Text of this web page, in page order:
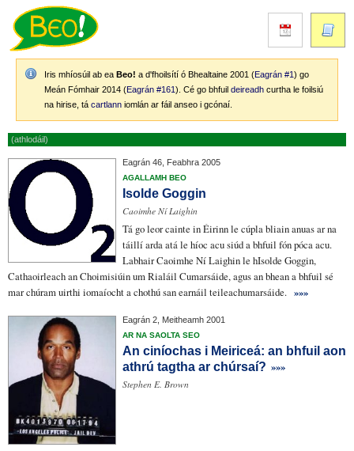
Iris mhíosúil ab ea Beo! a d'fhoilsítí ó Bhealtaine 2001 (Eagrán #1) go
Meán Fómhair 2014 (Eagrán #161). Cé go bhfuil deireadh curtha le foilsiú
na hirise, tá cartlann iomlán ar fáil anseo i gcónaí.
(athlodáil)
Eagrán 46, Feabhra 2005
AGALLAMH BEO
Isolde Goggin
Caoimhe Ní Laighin
Tá go leor cainte in Éirinn le cúpla bliain anuas ar na
táillí ardaatá le híoc acu siúd a bhfuil fón póca acu.
Labhair Caoimhe Ní Laighin le hIsolde Goggin,
Cathaoirleachan Choimisiúin um Rialáil Cumarsáide, agus an bhean a bhfuil sé
mar chúram uirthi iomaíochta chothúsan earnáil teileachumarsáide. »»»
Eagrán 2, Meitheamh 2001
AR NA SAOLTA SEO
An ciníochas i Meiriceá: an bhfuil aon
athrú tagtha ar chúrsaí? »»»
Stephen E. Brown